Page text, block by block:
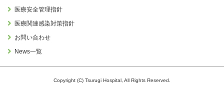
医療安全管理指針
医療関連感染対策指針
お問い合わせ
News一覧
Copyright (C) Tsurugi Hospital, All Rights Reserved.